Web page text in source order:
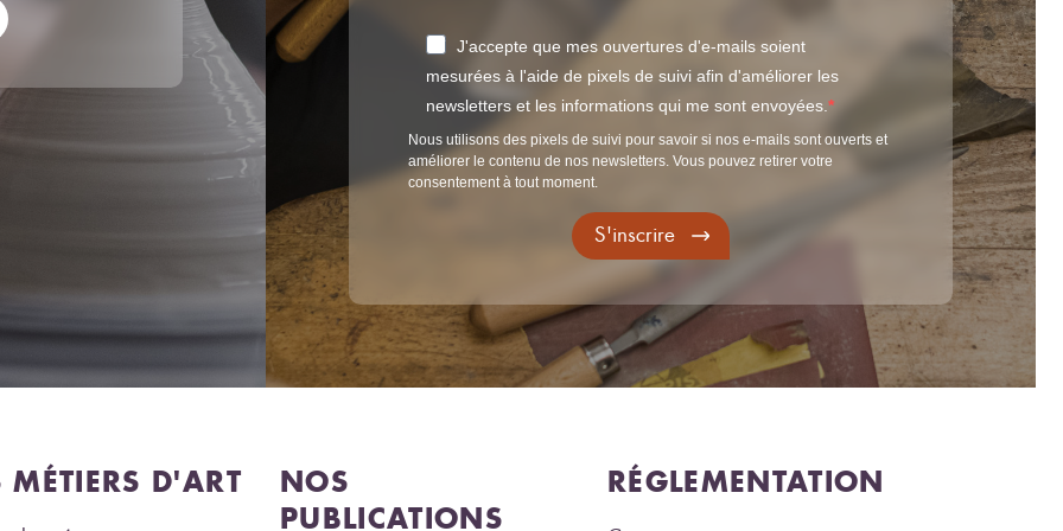
J'accepte que mes ouvertures d'e-mails soient
mesurées à l'aide de pixels de suivi afin d'améliorer les
newsletters et les informations qui me sont envoyées.
Nous utilisons des pixels de suivi pour savoir si nos e-mails sont ouverts et
améliorer le contenu de nos newsletters. Vous pouvez retirer votre
consentement à tout moment.
S'inscrire
MÉTIERS D'ART
NOS
PUBLICATIONS
RÉGLEMENTATION